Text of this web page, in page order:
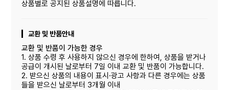
상품별로 공지된 상품설명에 따릅니다.
교환 및 반품안내
교환 및 반품이 가능한 경우
1. 상품 수령 후 사용하지 않으신 경우에 한하여, 상품을 받거나
공급이 개시된 날로부터 7일 이내 교환 및 반품이 가능합니다.
2. 받으신 상품의 내용이 표시·광고 사항과 다른 경우에는 상품
들을 받으신 날로부터 3개월 이내